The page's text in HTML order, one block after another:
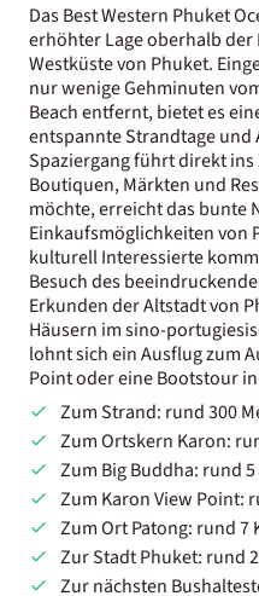
Das Best Western Phuket
erhöhter Lage oberhalb der
Westküste von Phuket.
nur wenige Gehminuten
Beach entfernt, bietet es
entspannte Strandtage und
Spaziergang führt direkt
Boutiquen, Märkten und
möchte, erreicht das bunte
Einkaufsmöglichkeiten von
kulturell Interessierte
Besuch des
Erkunden der Altstadt von
Häusern im sino-
lohnt sich ein Ausflug zum
Point oder eine Bootstour
Zum Strand: rund 300
Zum Ortskern Karon:
Zum Big Buddha: rund
Zum Karon View Point:
Zum Ort Patong: rund 7
Zur Stadt Phuket: rund
Zur nächsten